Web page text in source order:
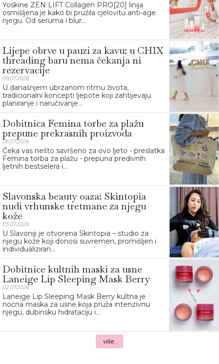
Yoskine ZEN LIFT Collagen PRO[20] linija
osmišljena je kako bi pružila cjelovitu anti-age
njegu. Od seruma i blur...
Lijepe obrve u pauzi za kavu: u CHIX
threading baru nema čekanja ni
rezervacije
09.07.2026.
U današnjem ubrzanom ritmu života,
tradicionalni koncepti ljepote koji zahtijevaju
planiranje i naručivanje...
Dobitnica Femina torbe za plažu
prepune prekrasnih proizvoda
06.07.2026.
Čeka vas nešto savršeno za ovo ljeto - preslatka
Femina torba za plažu - prepuna predivnih
ljetnih bestselera i...
Slavonska beauty oaza: Skintopia
nudi vrhunske tretmane za njegu
kože
03.07.2026.
U Slavoniji je otvorena Skintopia – studio za
njegu kože koji donosi suvremen, promišljen i
individualiziran...
Dobitnice kultnih maski za usne
Laneige Lip Sleeping Mask Berry
02.07.2026.
Laneige Lip Sleeping Mask Berry kultna je
noćna maska za usne koja pruža intenzivnu
njegu, dubinsku hidrataciju i...
više...